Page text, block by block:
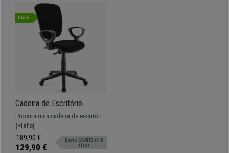
Oferta
Cadeira de Escritório
CALIPSO, Encosto Ajustável,
Em Pano, Cor Preto
Procura uma cadeira de escritório
a um preço imbatível? A CALIPSO
é confortável e resistente, perfeita
para o seu dia a dia.
[+Info]
189,90 €
129,90 €
Envio GRÁTIS (3-5
dias)